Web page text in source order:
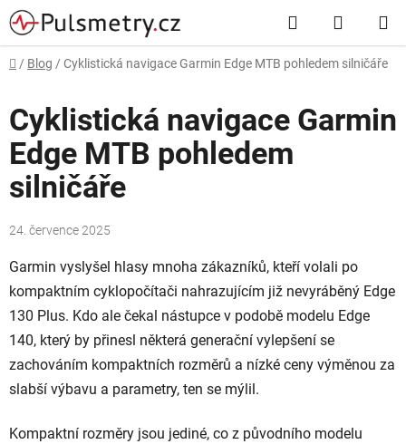
Přejít
na
obsah
Hledat
KOŠÍK
Domů
/ Blog / Cyklistická navigace Garmin Edge MTB pohledem silničáře
Cyklistická navigace Garmin
Edge MTB pohledem
silničáře
24. července 2025
Garmin vyslyšel hlasy mnoha zákazníků, kteří volali po
kompaktním cyklopočítači nahrazujícím již nevyráběný Edge
130 Plus. Kdo ale čekal nástupce v podobě modelu Edge
140, který by přinesl některá generační vylepšení se
zachováním kompaktních rozměrů a nízké ceny výměnou za
slabší výbavu a parametry, ten se mýlil.
Kompaktní rozměry jsou jediné, co z původního modelu